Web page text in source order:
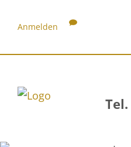
Anmelden
Tel.